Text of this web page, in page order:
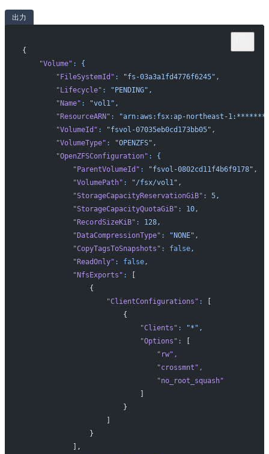
出力
{
    "Volume"
:
{
        "FileSystemId"
:
"fs-03a3a1fd4776f6245",
        "Lifecycle"
:
"PENDING",
        "Name"
:
"vol1",
        "ResourceARN"
:
"arn:aws:fsx:ap-northeast-
        "VolumeId"
:
"fsvol-07035eb0cd173bb05",
        "VolumeType"
:
"OPENZFS",
        "OpenZFSConfiguration"
:
{
            "ParentVolumeId"
:
"fsvol-0802cd11f4b6f9178",
            "VolumePath"
:
"/fsx/vol1",
            "StorageCapacityReservationGiB"
:
5,
            "StorageCapacityQuotaGiB"
:
10,
            "RecordSizeKiB"
:
128,
            "DataCompressionType"
:
"NONE",
            "CopyTagsToSnapshots"
: false,
            "ReadOnly"
: false,
            "NfsExports"
:
                {
                    "ClientConfigurations"
:
                        {
                            "Clients"
:
"*",
                            "Options"
:
                                "rw"
,
                                "crossmnt"
,
                                "no_root_squash"
                        }
                }
            ],